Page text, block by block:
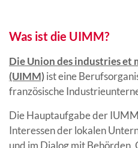
Was ist die UIMM?
Die Union des industries et
(UIMM)ist eine
französische
Die Hauptaufgabe der
Interessen der lokalen
und im Dialog mit